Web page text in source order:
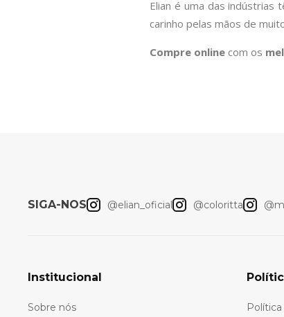
Elian é uma das indústrias
carinho pelas mãos de
Compre online com os
SIGA-NOS @elian_oficial @coloritta
Institucional
Sobre nós